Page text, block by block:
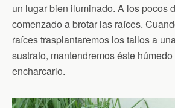
un lugar bien iluminado. A los pocos
comenzado a brotar las raíces.
raíces trasplantaremos los tallos a
sustrato, mantendremos éste
encharcarlo.